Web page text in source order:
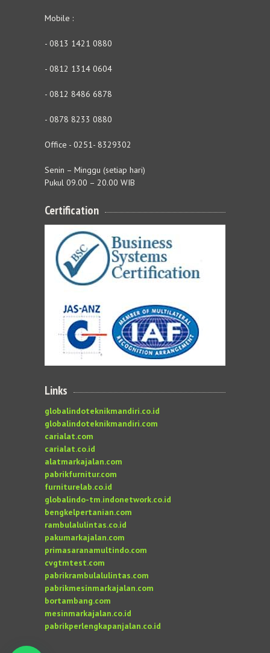
Mobile :
- 0813 1421 0880
- 0812 1314 0604
- 0812 8486 6878
- 0878 8233 0880
Office - 0251- 8329302
Senin – Minggu (setiap hari)
Pukul 09.00 – 20.00 WIB
Certification
Links
globalindoteknikmandiri.co.id
globalindoteknikmandiri.com
carialat.com
carialat.co.id
alatmarkajalan.com
pabrikfurnitur.com
furniturelab.co.id
globalindo-tm.indonetwork.co.id
bengkelpertanian.com
rambulalulintas.co.id
pakumarkajalan.com
primasaranamultindo.com
cvgtmtest.com
pabrikrambulalulintas.com
pabrikmesinmarkajalan.com
bortambang.com
mesinmarkajalan.co.id
pabrikperlengkapanjalan.co.id